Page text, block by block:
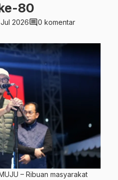
80
2026comment0 komentar
– Ribuan masyarakat